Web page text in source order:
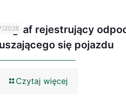
2026
rejestrujący
się pojazdu
Czytaj więcej